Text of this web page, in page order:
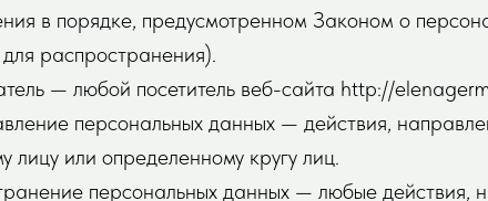
в порядке, предусмотренном Законом о
распространения).
— любой посетитель веб-сайта http://
персональных данных — действия,
лицу или определенному кругу лиц.
персональных данных — любые действия,